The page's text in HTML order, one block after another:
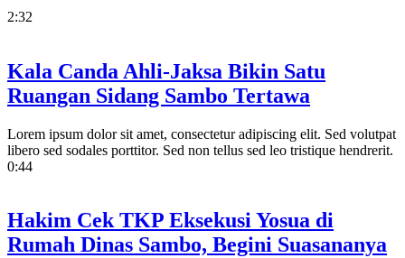
2:32
Kala Canda Ahli-Jaksa Bikin Satu
Ruangan Sidang Sambo Tertawa
Lorem ipsum dolor sit amet, consectetur adipiscing elit. Sed volutpat
libero sed sodales porttitor. Sed non tellus sed leo tristique hendrerit.
0:44
Hakim Cek TKP Eksekusi Yosua di
Rumah Dinas Sambo, Begini Suasananya